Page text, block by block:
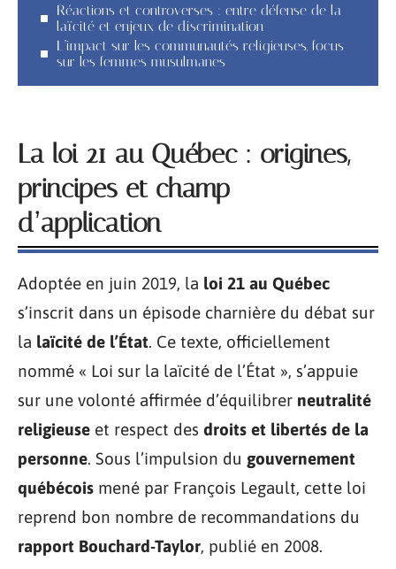
Réactions et controverses : entre défense de la
laïcité et enjeux de discrimination
L’impact sur les communautés religieuses, focus
sur les femmes musulmanes
La loi 21 au Québec : origines,
principes et champ
d’application
Adoptée en juin 2019, la loi 21 au Québec
s’inscrit dans un épisode charnière du débat sur
la laïcité de l’État. Ce texte, officiellement
nommé « Loi sur la laïcité de l’État », s’appuie
sur une volonté affirmée d’équilibrer neutralité
religieuse et respect des droits et libertés de la
personne. Sous l’impulsion du gouvernement
québécois mené par François Legault, cette loi
reprend bon nombre de recommandations du
rapport Bouchard-Taylor, publié en 2008.